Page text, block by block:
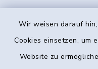
Wir weisen darauf
Cookies einsetzen, um
Website zu